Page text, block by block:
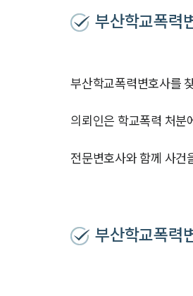
부산학교폭력
부산학교폭력변호사를
의뢰인은 학교폭력 처분
전문변호사와 함께 사건
부산학교폭력